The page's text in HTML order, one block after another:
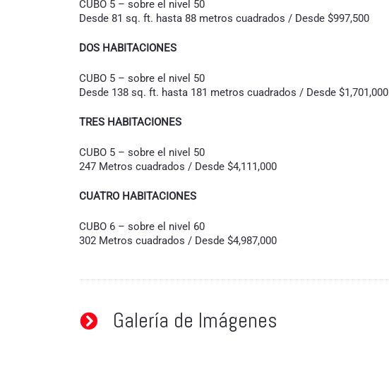
CUBO 5 – sobre el nivel 50
Desde 81 sq. ft. hasta 88 metros cuadrados / Desde $997,500
DOS HABITACIONES
CUBO 5 – sobre el nivel 50
Desde 138 sq. ft. hasta 181 metros cuadrados / Desde $1,701,000
TRES HABITACIONES
CUBO 5 – sobre el nivel 50
247 Metros cuadrados / Desde $4,111,000
CUATRO HABITACIONES
CUBO 6 – sobre el nivel 60
302 Metros cuadrados / Desde $4,987,000
Galería de Imágenes